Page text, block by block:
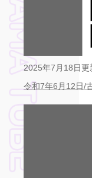
2025年7月18日更
令和7年6月12日/